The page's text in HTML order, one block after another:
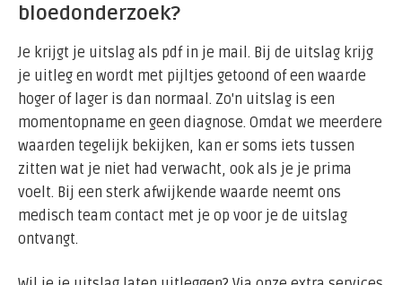
bloedonderzoek?
Je krijgt je uitslag als pdf in je mail. Bij de uitslag krijg
je uitleg en wordt met pijltjes getoond of een waarde
hoger of lager is dan normaal. Zo'n uitslag is een
momentopname en geen diagnose. Omdat we meerdere
waarden tegelijk bekijken, kan er soms iets tussen
zitten wat je niet had verwacht, ook als je je prima
voelt. Bij een sterk afwijkende waarde neemt ons
medisch team contact met je op voor je de uitslag
ontvangt.